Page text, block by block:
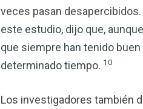
veces pasan
este estudio, dijo que,
que siempre han tenido
determinado tiempo. 10
Los investigadores también